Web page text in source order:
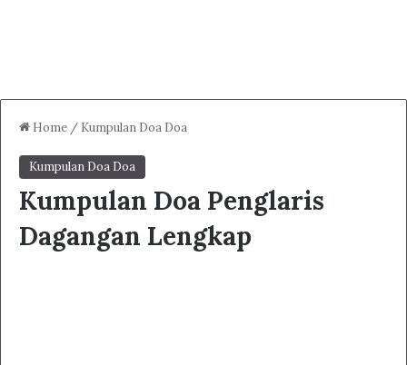
Home / Kumpulan Doa Doa
Kumpulan Doa Doa
Kumpulan Doa Penglaris
Dagangan Lengkap